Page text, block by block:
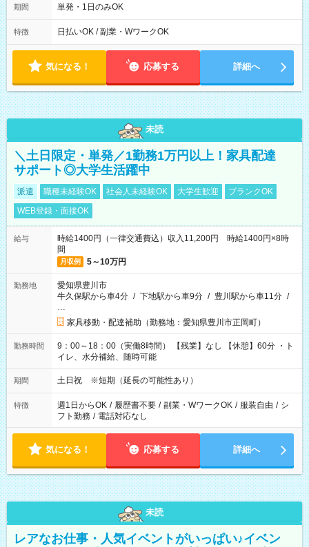
～9/19のみ下記シフトもあります！ 12：00～16：00 ＊9/6～
00
期間 単発・1日のみOK
特徴 日払いOK / 副業・WワークOK
気になる！ 応募する 詳細へ
未読
＼土日限定・単発／1勤務1万円以上！家具配達
サポート◎大学生活躍中
派遣 職種未経験OK 社会人未経験OK 大学生歓迎
ブランクOK
WEB登録・面接OK
給与
時給1400円（一律交通費込）収入11,200円 時給1400円×8時
間
月収例 5～10万円
勤務地
愛知県豊川市
牛久保駅から車4分 / 下地駅から車9分 / 豊川駅から車11分 /
…
家具移動・配達補助（勤務地：愛知県豊川市正岡町）
勤務時間
9：00～18：00（実働8時間） 【残業】なし 【休憩】60分 ・ト
イレ、水分補給、随時可能
期間 土日祝 ※短期（延長の可能性あり）
特徴 週1日からOK / 履歴書不要 / 副業・WワークOK / 服装自由 / シ
フト勤務 / 電話対応なし
気になる！ 応募する 詳細へ
未読
レアなお仕事・人気イベントがいっぱい♪イベン